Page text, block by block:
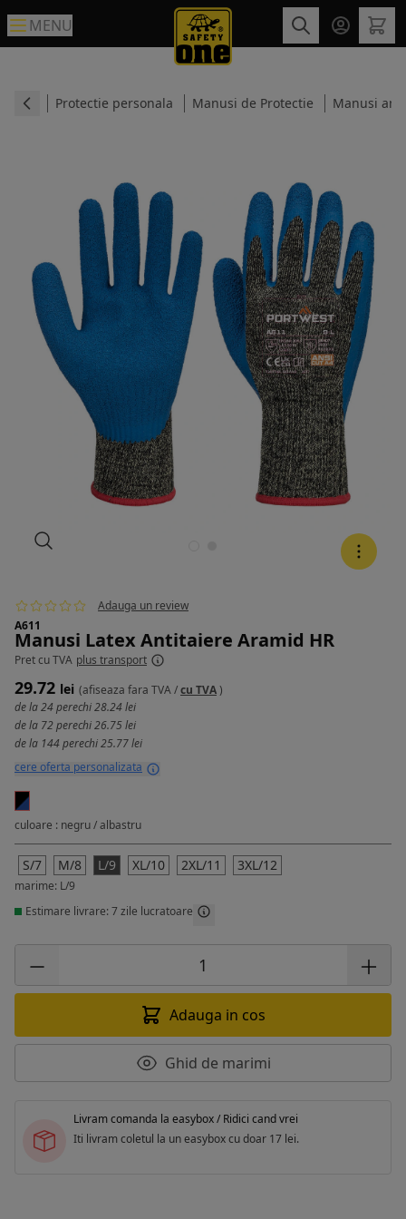
MENU
Protectie personala Manusi de Protectie Manusi
A611
Manusi Latex Antitaiere Aramid HR
Adauga un review
Pretcu TVA plus transport
29.72 lei (afiseaza fara TVA/cu TVA)
de la 24 perechi28.24 lei
de la 72 perechi26.75 lei
de la 144 perechi25.77 lei
cere oferta personalizata
culoare : negru / albastru
S/7 M/8 L/9 XL/10 2XL/11 3XL/12
marime: L/9
Estimare livrare: 7 zile lucratoare
Adauga in cos
Ghid de marimi
Livram comanda la easybox / Ridici cand vrei
Iti livram coletul la un easybox cu doar 17 lei.